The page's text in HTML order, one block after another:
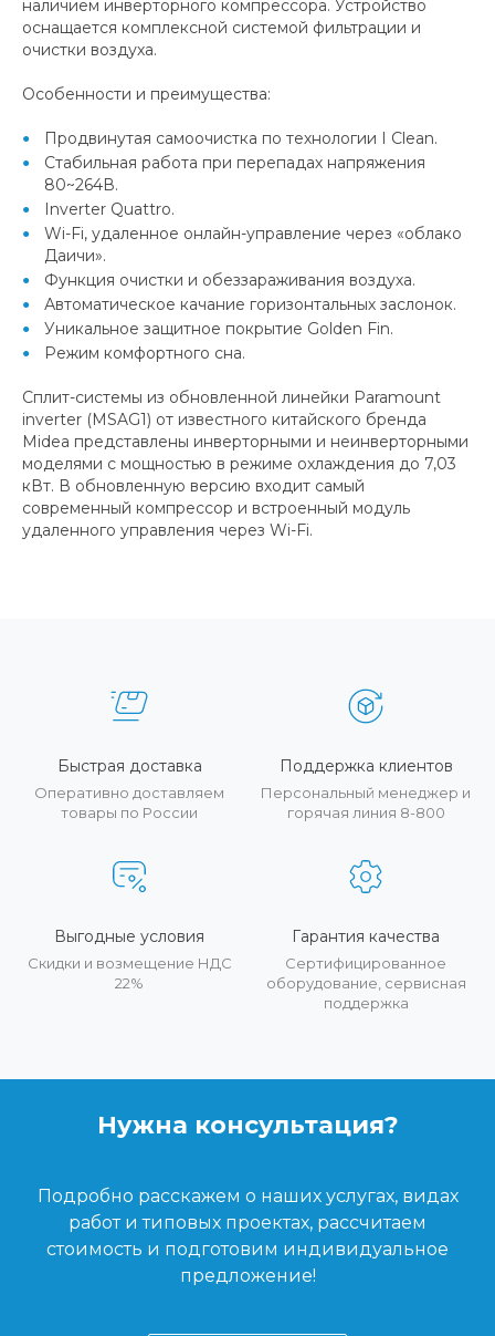
наличием инверторного компрессора. Устройство
оснащается комплексной системой фильтрации и
очистки воздуха.
Особенности и преимущества:
Продвинутая самоочистка по технологии I Clean.
Стабильная работа при перепадах напряжения
80~264В.
Inverter Quattro.
Wi-Fi, удаленное онлайн-управление через «облако
Даичи».
Функция очистки и обеззараживания воздуха.
Автоматическое качание горизонтальных заслонок.
Уникальное защитное покрытие Golden Fin.
Режим комфортного сна.
Сплит-системы из обновленной линейки Paramount
inverter (MSAG1) от известного китайского бренда
Midea представлены инверторными и неинверторными
моделями с мощностью в режиме охлаждения до 7,03
кВт. В обновленную версию входит самый
современный компрессор и встроенный модуль
удаленного управления через Wi-Fi.
Быстрая доставка
Оперативно доставляем
товары по России
Поддержка клиентов
Персональный менеджер и
горячая линия 8-800
Выгодные условия
Скидки и возмещение НДС
22%
Гарантия качества
Сертифицированное
оборудование, сервисная
поддержка
Нужна консультация?
Подробно расскажем о наших услугах, видах
работ и типовых проектах, рассчитаем
стоимость и подготовим индивидуальное
предложение!